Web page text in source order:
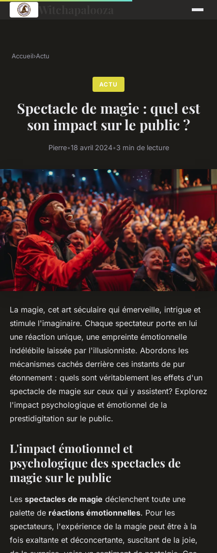
Accueil›Actu
ACTU
Spectacle de magie : quel est
son impact sur le public ?
Pierre•18 avril 2024•3 min de lecture
La magie, cet art séculaire qui émerveille, intrigue et
stimule l'imaginaire. Chaque spectateur porte en lui
une réaction unique, une empreinte émotionnelle
indélébile laissée par l'illusionniste. Abordons les
mécanismes cachés derrière ces instants de pur
étonnement : quels sont véritablement les effets d'un
spectacle de magie sur ceux qui y assistent? Explorez
l'impact psychologique et émotionnel de la
prestidigitation sur le public.
L'impact émotionnel et
psychologique des spectacles de
magie sur le public
Les spectacles de magie déclenchent toute une
palette de réactions émotionnelles. Pour les
spectateurs, l'expérience de la magie peut être à la
fois exaltante et déconcertante, suscitant de la joie,